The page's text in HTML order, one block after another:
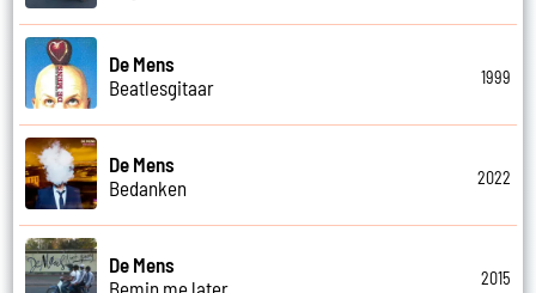
De Mens
Beatlesgitaar
1999
De Mens
Bedanken
2022
De Mens
Bemin me later
2015